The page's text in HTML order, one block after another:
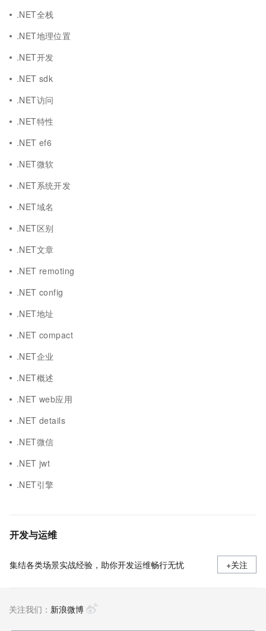
.NET全栈
.NET地理位置
.NET开发
.NET sdk
.NET访问
.NET特性
.NET ef6
.NET微软
.NET系统开发
.NET域名
.NET区别
.NET文章
.NET remoting
.NET config
.NET地址
.NET compact
.NET企业
.NET概述
.NET web应用
.NET details
.NET微信
.NET jwt
.NET引擎
开发与运维
集结各类场景实战经验，助你开发运维畅行无忧 +关注
关注我们： 新浪微博